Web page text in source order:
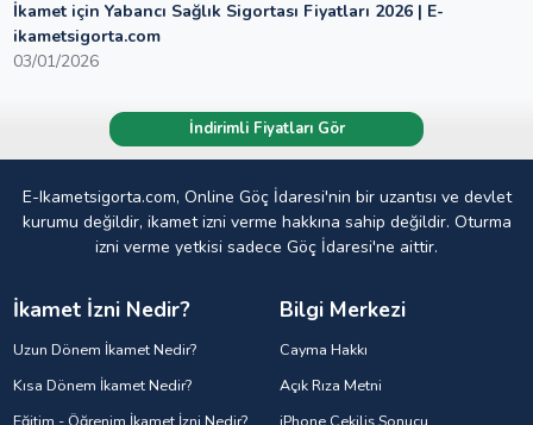
İkamet için Yabancı Sağlık Sigortası Fiyatları 2026 | E-
ikametsigorta.com
03/01/2026
İndirimli Fiyatları Gör
E-Ikametsigorta.com, Online Göç İdaresi'nin bir uzantısı ve devlet
kurumu değildir, ikamet izni verme hakkına sahip değildir. Oturma
izni verme yetkisi sadece Göç İdaresi'ne aittir.
İkamet İzni Nedir?
Uzun Dönem İkamet Nedir?
Kısa Dönem İkamet Nedir?
Eğitim - Öğrenim İkamet İzni Nedir?
Bilgi Merkezi
Cayma Hakkı
Açık Rıza Metni
iPhone Çekiliş Sonucu